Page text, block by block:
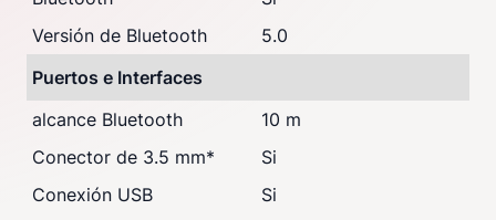
Versión de Bluetooth
5.0
Puertos e Interfaces
alcance Bluetooth
10 m
Conector de 3.5 mm*
Si
Conexión USB
Si